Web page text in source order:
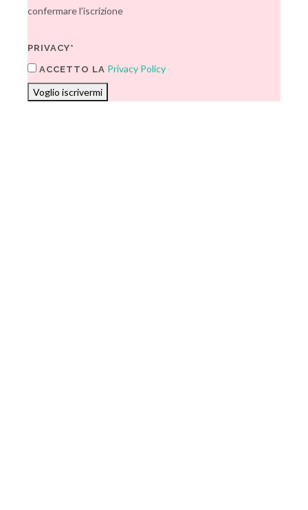
confermare l'iscrizione
PRIVACY*
ACCETTO LA Privacy Policy
Voglio iscrivermi